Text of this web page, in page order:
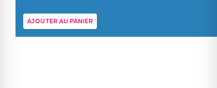
AJOUTER AU PANIER